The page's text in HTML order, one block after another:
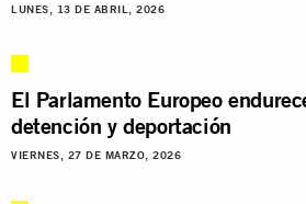
LUNES, 13 DE ABRIL, 2026
El Parlamento Europeo
detención y deportación
VIERNES, 27 DE MARZO, 2026